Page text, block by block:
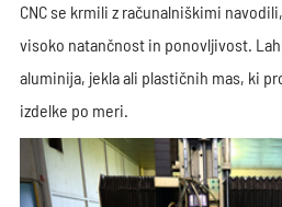
CNC se krmili z računalniškimi
visoko natančnost in ponovljivost.
aluminija, jekla ali plastičnih mas, ki
izdelke po meri.